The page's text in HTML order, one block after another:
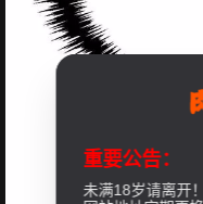
重要公告：
未满18岁请离开！